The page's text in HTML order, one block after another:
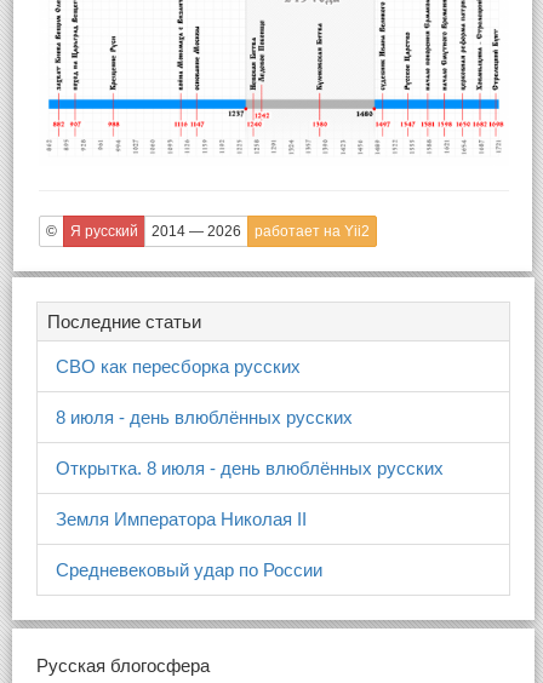
© Я русский 2014 — 2026 работает на Yii2
Последние статьи
СВО как пересборка русских
8 июля - день влюблённых русских
Открытка. 8 июля - день влюблённых русских
Земля Императора Николая II
Средневековый удар по России
Русская блогосфера